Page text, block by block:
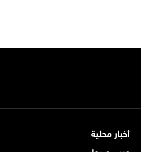
أخبار محلية